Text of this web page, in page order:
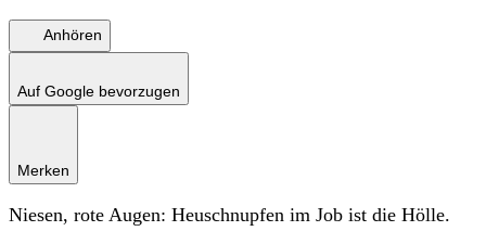
Anhören
Auf Google bevorzugen
Merken
Niesen, rote Augen: Heuschnupfen im Job ist die Hölle.